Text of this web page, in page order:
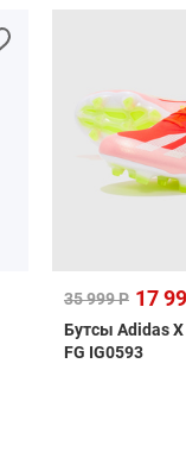
35 999 Р 17
Бутсы Adidas
FG IG0593